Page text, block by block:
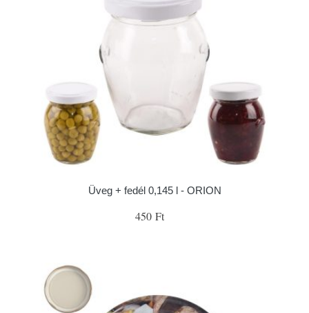
Üveg + fedél 0,145 l - ORION
450 Ft